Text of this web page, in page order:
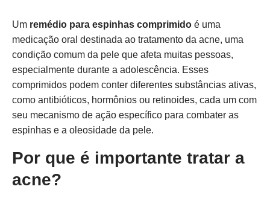
Um remédio para espinhas comprimido é uma
medicação oral destinada ao tratamento da acne, uma
condição comum da pele que afeta muitas pessoas,
especialmente durante a adolescência. Esses
comprimidos podem conter diferentes substâncias ativas,
como antibióticos, hormônios ou retinoides, cada um com
seu mecanismo de ação específico para combater as
espinhas e a oleosidade da pele.
Por que é importante tratar a
acne?